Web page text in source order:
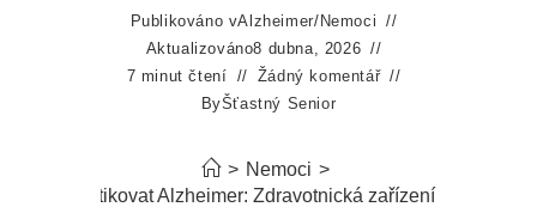
Publikováno vAlzheimer/ Nemoci
Aktualizováno8 dubna, 2026
7 minut čtení
Žádný komentář
ByŠťastný Senior
> Nemoci >
diagnostikovat Alzheimer: Zdravotnická zařízení a